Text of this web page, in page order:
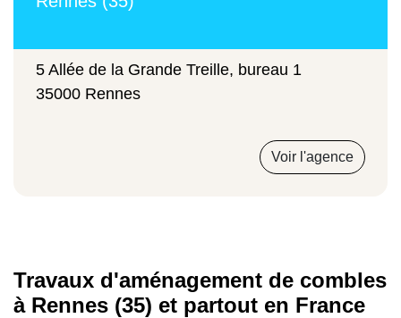
Budget constaté
Aménagement de combles simple
De 350 à 600 € / m²
De 400 à 800 € / m²
5 Allée de la Grande Treille, bureau 1
35000 Rennes
Voir l'agence
Travaux d'aménagement de combles
à Rennes (35) et partout en France